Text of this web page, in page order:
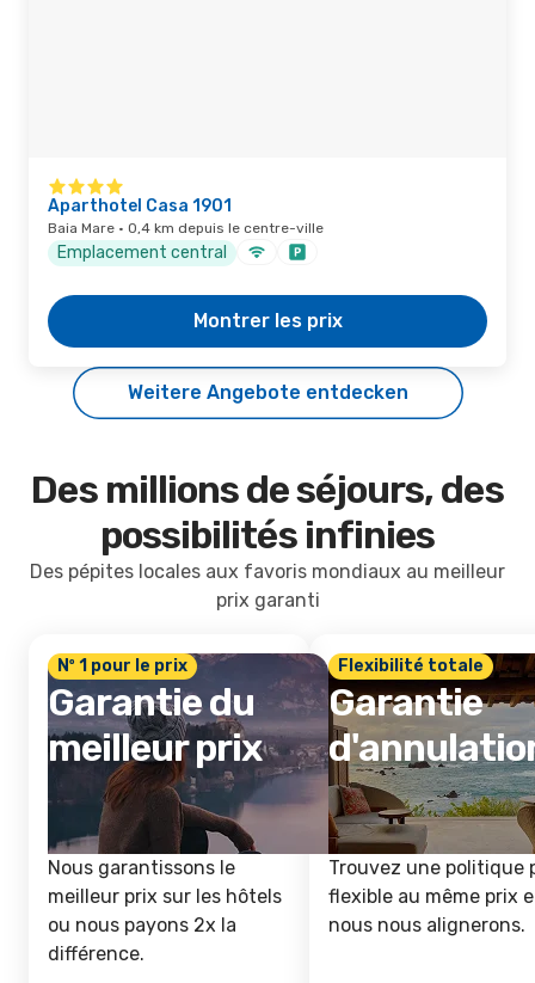
Aparthotel Casa 1901
Baia Mare · 0,4 km depuis le centre-ville
Emplacement central
Montrer les prix
Weitere Angebote entdecken
Des millions de séjours, des
possibilités infinies
Des pépites locales aux favoris mondiaux au meilleur
prix garanti
Nº 1 pour le prix
Garantie du
meilleur prix
Nous garantissons le
meilleur prix sur les hôtels
ou nous payons 2x la
différence.
Flexibilité totale
Garantie
Trouvez une politique
flexible au même prix
nous nous alignerons.